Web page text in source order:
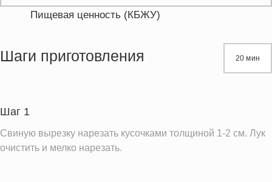
Пищевая ценность (КБЖУ)
Жиры
Информация для одной порции
Шаги приготовления 20 мин
Шаг 1
Свиную вырезку нарезать кусочками толщиной 1-2 см. Лук
очистить и мелко нарезать.